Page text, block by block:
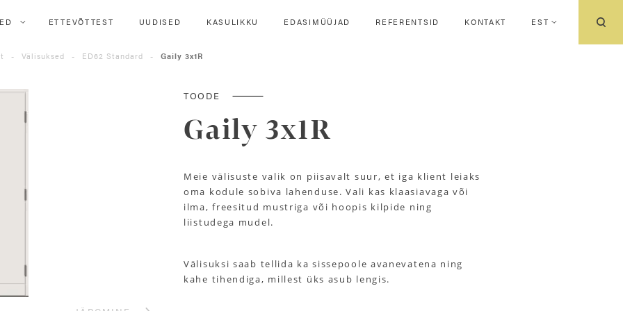
ETTEVÕTTEST UUDISED KASULIKKU EDASIMÜÜJAD REFERENTSID KONTAKT EST
- Välisuksed - ED62 Standard - Gaily 3x1R
TOODE
Gaily 3x1R
Meie välisuste valik on piisavalt suur, et iga klient leiaks
oma kodule sobiva lahenduse. Vali kas klaasiavaga või
ilma, freesitud mustriga või hoopis kilpide ning
liistudega mudel.
Välisuksi saab tellida ka sissepoole avanevatena ning
kahe tihendiga, millest üks asub lengis.